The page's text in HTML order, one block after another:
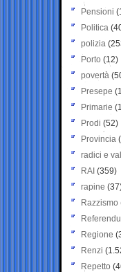
Pensioni
Politica
polizia
Porto (12)
povertà
Presepe
Primarie
Prodi (52)
Provincia
radici e
RAI (359)
rapine
Razzismo
Regione
Renzi
Repetto